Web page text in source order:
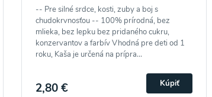
-- Pre silné srdce, kosti, zuby a boj s
chudokrvnosťou -- 100% prírodná, bez
mlieka, bez lepku bez pridaného cukru,
konzervantov a farbív Vhodná pre deti od 1
roku, Kaša je určená na prípra...
2,80 € Kúpiť